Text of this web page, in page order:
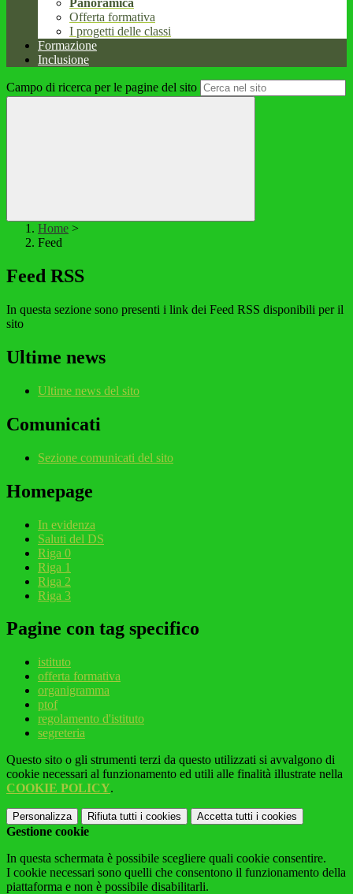
Panoramica
Offerta formativa
I progetti delle classi
Formazione
Inclusione
Campo di ricerca per le pagine del sito
Home >
Feed
Feed RSS
In questa sezione sono presenti i link dei Feed RSS disponibili per il
sito
Ultime news
Ultime news del sito
Comunicati
Sezione comunicati del sito
Homepage
In evidenza
Saluti del DS
Riga 0
Riga 1
Riga 2
Riga 3
Pagine con tag specifico
istituto
offerta formativa
organigramma
ptof
regolamento d'istituto
segreteria
Questo sito o gli strumenti terzi da questo utilizzati si avvalgono di
cookie necessari al funzionamento ed utili alle finalità illustrate nella
COOKIE POLICY.
Personalizza Rifiuta tutti i cookies Accetta tutti i cookies
Gestione cookie
In questa schermata è possibile scegliere quali cookie consentire.
I cookie necessari sono quelli che consentono il funzionamento della
piattaforma e non è possibile disabilitarli.